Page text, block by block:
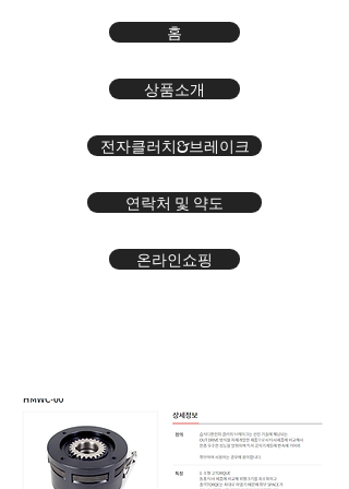
홈
상품소개
전자클러치&브레이크
연락처 및 약도
온라인쇼핑